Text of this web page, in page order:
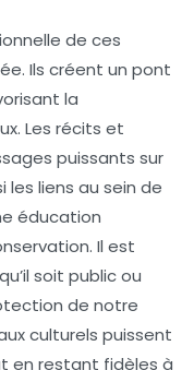
de ces
Ils créent un pont
la
. Les récits et
puissants sur
les liens au sein de
éducation
. Il est
soit public ou
de notre
culturels puissent
en restant fidèles à